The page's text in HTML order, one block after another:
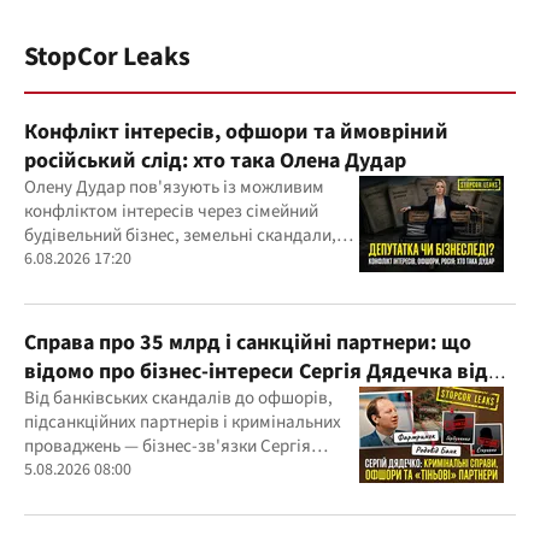
StopCor Leaks
Конфлікт інтересів, офшори та ймовріний
російський слід: хто така Олена Дудар
Олену Дудар пов'язують із можливим
конфліктом інтересів через сімейний
будівельний бізнес, земельні скандали,
судові справи
6.08.2026 17:20
Справа про 35 млрд і санкційні партнери: що
відомо про бізнес-інтереси Сергія Дядечка від
"Родовід Банку" до "ФАРМАСЕЛ"
Від банківських скандалів до офшорів,
підсанкційних партнерів і кримінальних
проваджень — бізнес-зв'язки Сергія
Дядечка й досі простягаються через
5.08.2026 08:00